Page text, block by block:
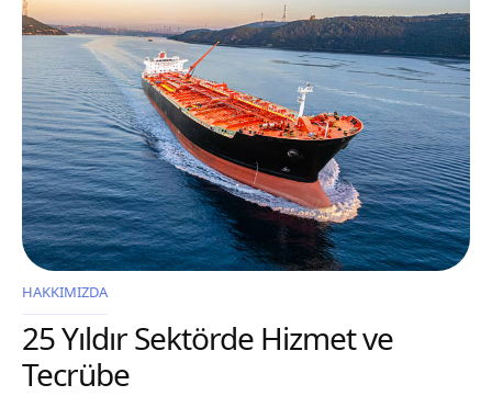
HAKKIMIZDA
25 Yıldır Sektörde Hizmet ve
Tecrübe